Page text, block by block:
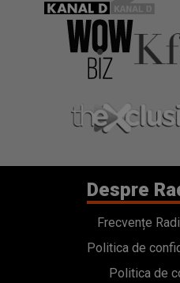
Despre
Frecvențe
Politica de
Politica de